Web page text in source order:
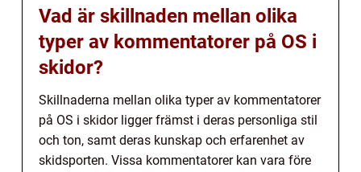
Vad är skillnaden mellan olika
typer av kommentatorer på OS i
skidor?
Skillnaderna mellan olika typer av kommentatorer
på OS i skidor ligger främst i deras personliga stil
och ton, samt deras kunskap och erfarenhet av
skidsporten. Vissa kommentatorer kan vara före